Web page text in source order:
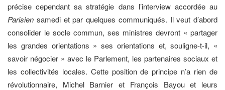
précise cependant sa stratégie dans l’interview accordée au
Parisien samedi et par quelques communiqués. Il veut d’abord
consolider le socle commun, ses ministres devront « partager
les grandes orientations » ses orientations et, souligne-t-il, «
savoir négocier » avec le Parlement, les partenaires sociaux et
les collectivités locales. Cette position de principe n’a rien de
révolutionnaire, Michel Barnier et François Bayou et leurs